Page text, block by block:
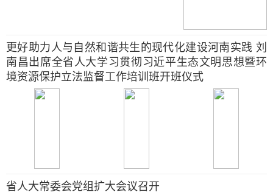
更好助力人与自然和谐共生的现代化建设河南实践 刘
南昌出席全省人大学习贯彻习近平生态文明思想暨环
境资源保护立法监督工作培训班开班仪式
省人大常委会党组扩大会议召开